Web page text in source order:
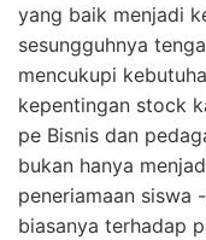
yang baik menjadi
sesungguhnya
mencukupi
kepentingan stock
pe Bisnis dan
bukan hanya
peneriamaan siswa
biasanya terhadap